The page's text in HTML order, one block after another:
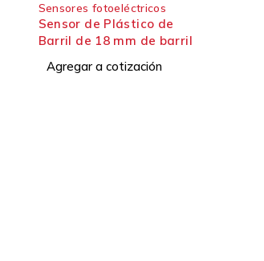
Sensores fotoeléctricos
Sensor de Plástico de
Barril de 18 mm de barril
Agregar a cotización